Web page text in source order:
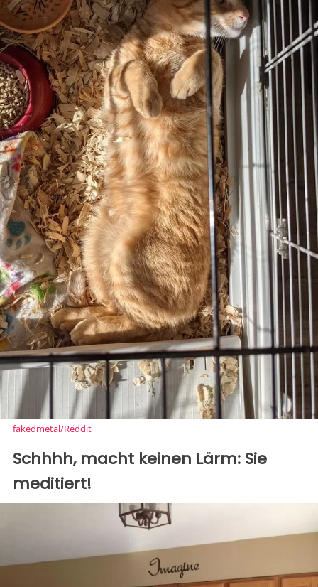
fakedmetal/Reddit
Schhhh, macht keinen Lärm: Sie
meditiert!